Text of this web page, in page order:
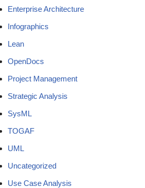
Enterprise Architecture
Infographics
Lean
OpenDocs
Project Management
Strategic Analysis
SysML
TOGAF
UML
Uncategorized
Use Case Analysis